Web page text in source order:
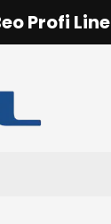
Profi Line